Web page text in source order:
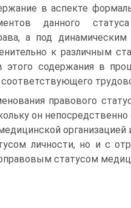
в аспекте
данного
а под
к различным
этого содержания в
правового
он
организацией
личности, но и с
статусом